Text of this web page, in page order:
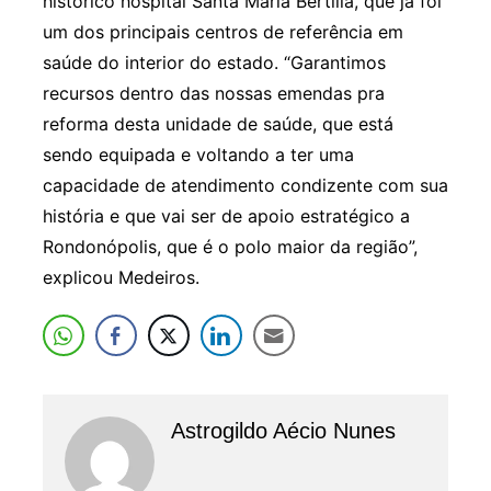
um dos principais centros de referência em
saúde do interior do estado. “Garantimos
recursos dentro das nossas emendas pra
reforma desta unidade de saúde, que está
sendo equipada e voltando a ter uma
capacidade de atendimento condizente com sua
história e que vai ser de apoio estratégico a
Rondonópolis, que é o polo maior da região”,
explicou Medeiros.
Astrogildo Aécio Nunes